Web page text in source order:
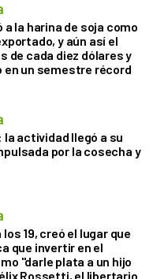
la harina de soja como
y aún así el
de cada diez dólares y
en un semestre récord
la actividad llegó a su
por la cosecha y
19, creó el lugar que
que invertir en el
"darle plata a un hijo
Rossetti, el libertario